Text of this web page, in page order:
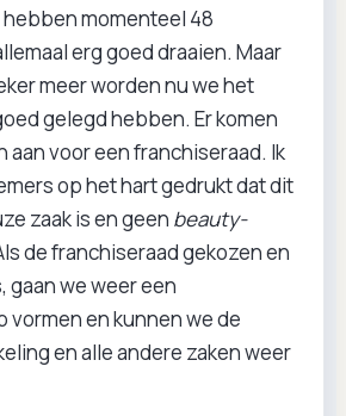
hebben momenteel 48
erg goed draaien. Maar
meer worden nu we het
gelegd hebben. Er komen
aan voor een franchiseraad. Ik
op het hart gedrukt dat dit
zaak is en geen beauty-
de franchiseraad gekozen en
gaan we weer een
vormen en kunnen we de
en alle andere zaken weer